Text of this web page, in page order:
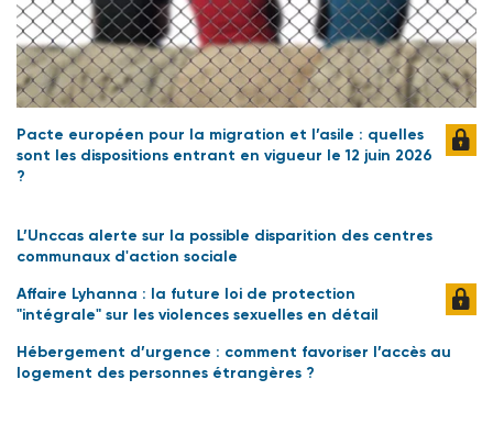
Pacte européen pour la migration et l’asile : quelles
sont les dispositions entrant en vigueur le 12 juin 2026
?
L’Unccas alerte sur la possible disparition des centres
communaux d'action sociale
Affaire Lyhanna : la future loi de protection
"intégrale" sur les violences sexuelles en détail
Hébergement d’urgence : comment favoriser l’accès au
logement des personnes étrangères ?